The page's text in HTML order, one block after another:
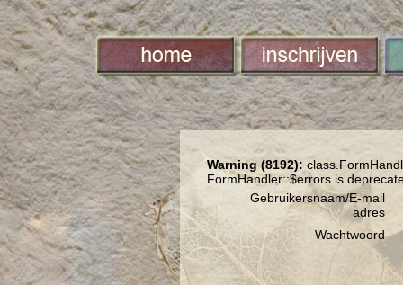
Warning (8192):
FormHandler::$errors is
Gebruikersnaam/E-mail
adres
Wachtwoord